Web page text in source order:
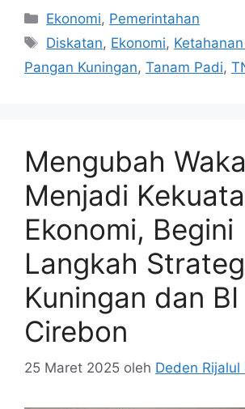
Kategori
Ekonomi, Pemerintahan
Tag
Diskatan, Ekonomi,
Pangan Kuningan, Tanam Padi,
Mengubah
Menjadi
Ekonomi, Begini
Langkah
Kuningan dan BI
Cirebon
25 Maret 2025 oleh Deden Rijalul